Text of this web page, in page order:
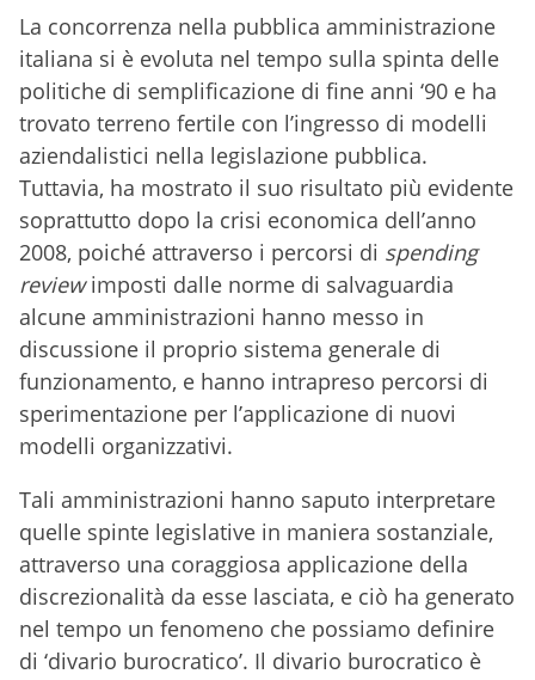
La concorrenza nella pubblica amministrazione
italiana si è evoluta nel tempo sulla spinta delle
politiche di semplificazione di fine anni ‘90 e ha
trovato terreno fertile con l’ingresso di modelli
aziendalistici nella legislazione pubblica.
Tuttavia, ha mostrato il suo risultato più evidente
soprattutto dopo la crisi economica dell’anno
2008, poiché attraverso i percorsi di spending
reviewimposti dalle norme di salvaguardia
alcune amministrazioni hanno messo in
discussione il proprio sistema generale di
funzionamento, e hanno intrapreso percorsi di
sperimentazione per l’applicazione di nuovi
modelli organizzativi.
Tali amministrazioni hanno saputo interpretare
quelle spinte legislative in maniera sostanziale,
attraverso una coraggiosa applicazione della
discrezionalità da esse lasciata, e ciò ha generato
nel tempo un fenomeno che possiamo definire
di ‘divario burocratico’. Il divario burocratico è